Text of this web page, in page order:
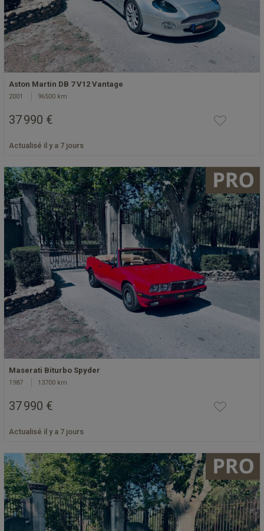
Aston Martin DB 7 V12 Vantage
2001 96500 km
37 990 €
Actualisé il y a 7 jours
Maserati Biturbo Spyder
1987 13700 km
37 990 €
Actualisé il y a 7 jours